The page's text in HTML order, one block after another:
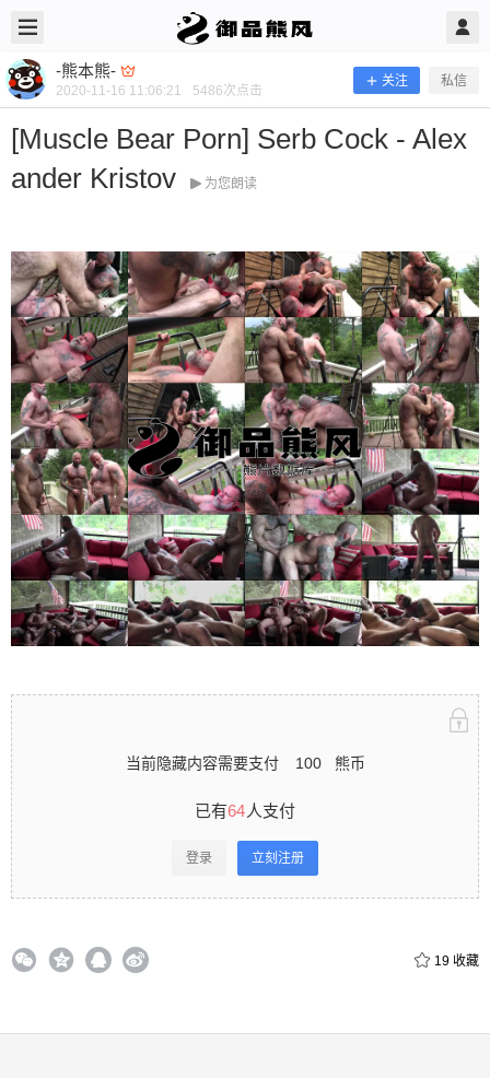
-熊本熊-
2020-11-16 11:06:21 5486次点击
关注 私信
[Muscle Bear Porn] Serb Cock - Alex
ander Kristov
为您朗读
当前隐藏内容需要支付 100 熊币
已有64人支付
登录 立刻注册
19 收藏
-熊本熊- @ 御品熊风 2020/11/16
[Muscle Bear Porn] Serb Cock - Alexa
nder Kristov
当前隐藏内容需要支付100熊币 已有64人支付 登录
立刻注册 0 收藏